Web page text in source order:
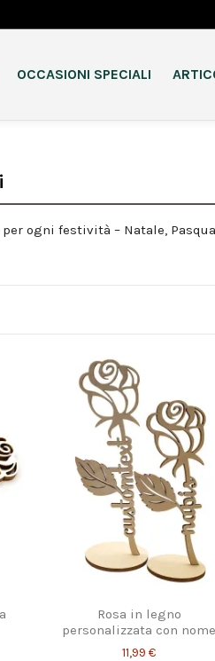
OCCASIONI SPECIALI
ogni festività – Natale,
Rosa in legno
personalizzata con nome
inciso
11,99 €